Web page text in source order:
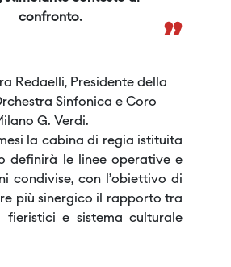
confronto.
”
Redaelli, Presidente della
Sinfonica e Coro
G. Verdi.
la cabina di regia istituita
definirà le linee operative e
condivise, con l’obiettivo di
più sinergico il rapporto tra
fieristici e sistema culturale